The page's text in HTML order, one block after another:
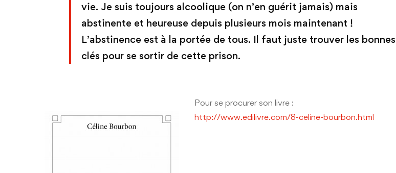
vie. Je suis toujours alcoolique (on n’en guérit jamais) mais
abstinente et heureuse depuis plusieurs mois maintenant !
L’abstinence est à la portée de tous. Il faut juste trouver les bonnes
clés pour se sortir de cette prison.
Pour se procurer son livre :
http://www.edilivre.com/8-celine-bourbon.html